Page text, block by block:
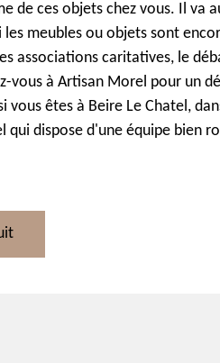
de ces objets chez vous. Il va
les meubles ou objets sont
associations caritatives, le
vous à Artisan Morel pour un
vous êtes à Beire Le Chatel,
qui dispose d'une équipe bien